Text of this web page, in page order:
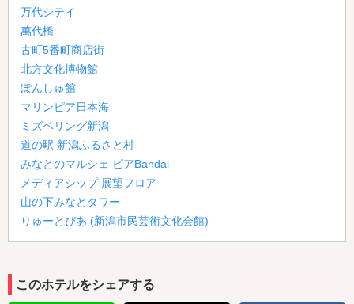
万代シテイ
萬代橋
古町5番町商店街
北方文化博物館
ぽんしゅ館
マリンピア日本海
ミズベリング新潟
道の駅 新潟ふるさと村
みなとのマルシェ ピアBandai
メディアシップ 展望フロア
山の下みなとタワー
りゅーとぴあ (新潟市民芸術文化会館)
このホテルをシェアする